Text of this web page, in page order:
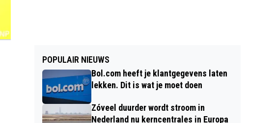
POPULAIR NIEUWS
Bol.com heeft je klantgegevens laten
lekken. Dit is wat je moet doen
Zóveel duurder wordt stroom in
Nederland nu kerncentrales in Europa